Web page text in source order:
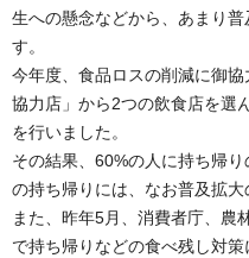
生への懸念などから、あまり
す。
今年度、食品ロスの削減に御
協力店」から2つの飲食店を選
を行いました。
その結果、60%の人に持ち帰
の持ち帰りには、なお普及拡大
また、昨年5月、消費者庁、農
で持ち帰りなどの食べ残し対策